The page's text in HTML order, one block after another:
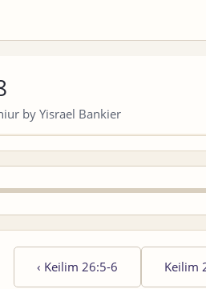
by Yisrael Bankier
‹ Keilim 26:5-6 Keilim